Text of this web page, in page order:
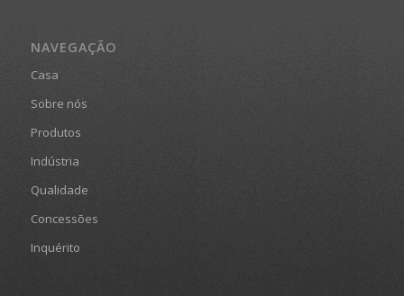
NAVEGAÇÃO
Casa
Sobre nós
Produtos
Indústria
Qualidade
Concessões
Inquérito